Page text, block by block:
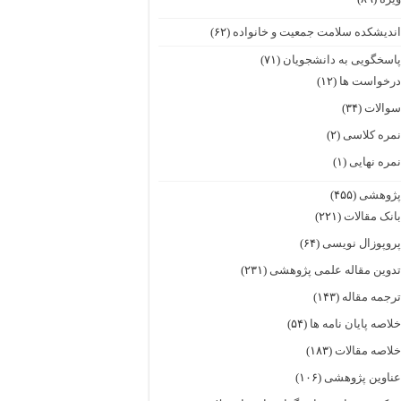
اندیشکده سلامت جمعیت و خانواده (۶۲)
پاسخگویی به دانشجویان (۷۱)
درخواست ها (۱۲)
سوالات(۳۴)
نمره کلاسی (۲)
نمره نهایی (۱)
پژوهشی (۴۵۵)
بانک مقالات(۲۲۱)
پروپوزال نویسی (۶۴)
تدوین مقاله علمی پژوهشی (۲۳۱)
ترجمه مقاله (۱۴۳)
خلاصه پایان نامه ها (۵۴)
خلاصه مقالات(۱۸۳)
عناوین پژوهشی (۱۰۶)